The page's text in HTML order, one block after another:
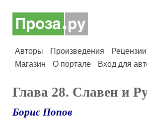
Авторы Произведения Рецензии
Магазин
О портале Вход для
Глава 28. Славен и
Борис Попов